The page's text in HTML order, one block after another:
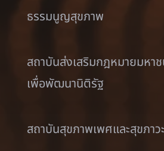
ธรรมนูญสุขภาพ
สถาบันส่งเสริมกฎหมายมหา
เพื่อพัฒนานิติรัฐ
สถาบันสุขภาพเพศและสุขภาว